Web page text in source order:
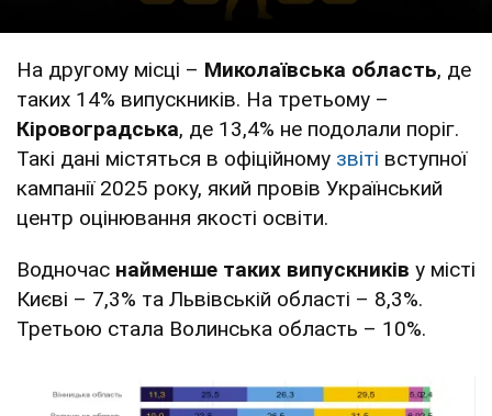
На другому місці – Миколаївська область, де
таких 14% випускників. На третьому –
Кіровоградська, де 13,4% не подолали поріг.
Такі дані містяться в офіційному звіті вступної
кампанії 2025 року, який провів Український
центр оцінювання якості освіти.
Водночас найменше таких випускників у місті
Києві – 7,3% та Львівській області – 8,3%.
Третьою стала Волинська область – 10%.